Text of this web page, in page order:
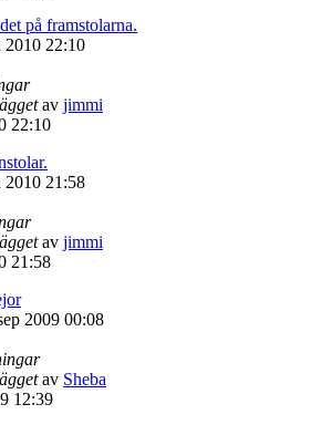
på framstolarna.
2010 22:10
av jimmi
22:10
2010 21:58
av jimmi
21:58
2009 00:08
av Sheba
12:39